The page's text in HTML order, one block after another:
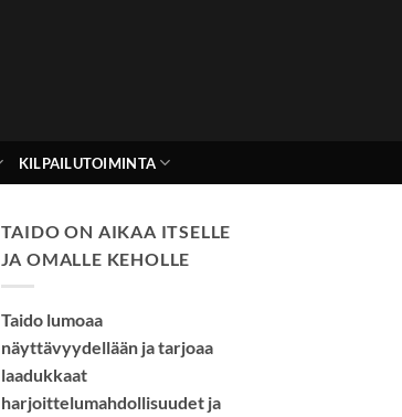
KILPAILUTOIMINTA
TAIDO ON AIKAA ITSELLE
JA OMALLE KEHOLLE
Taido lumoaa
näyttävyydellään ja tarjoaa
laadukkaat
harjoittelumahdollisuudet ja